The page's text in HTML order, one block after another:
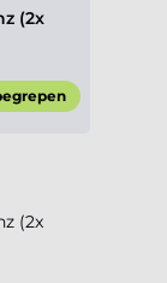
(2x
(2x